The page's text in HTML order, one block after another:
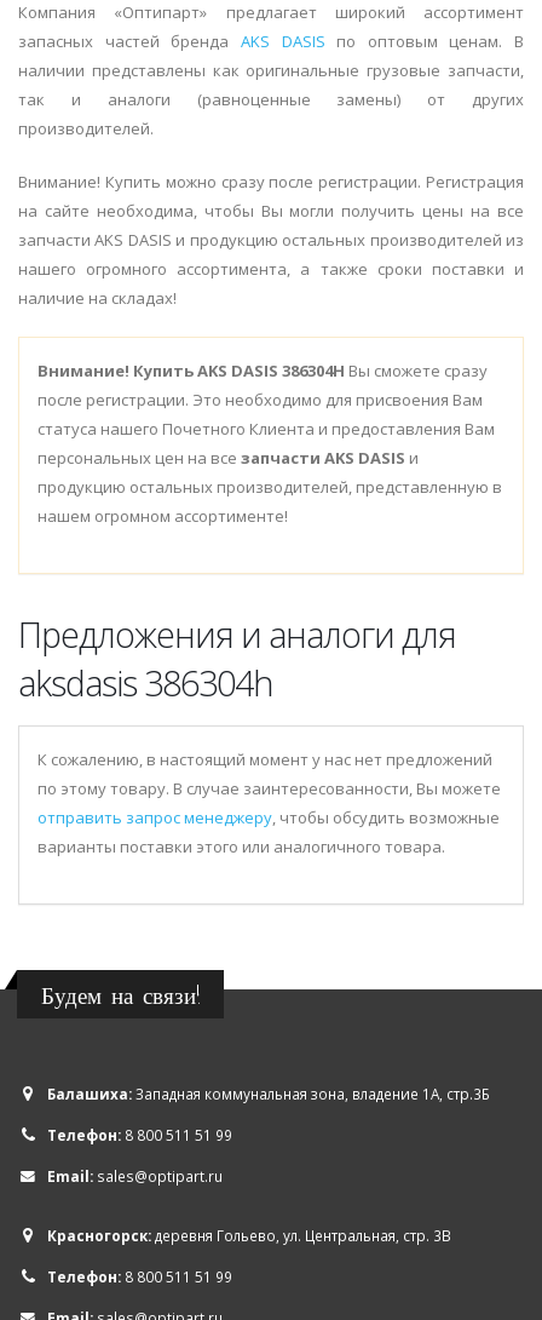
Компания «Оптипарт» предлагает широкий ассортимент
запасных частей бренда AKS DASIS по оптовым ценам. В
наличии представлены как оригинальные грузовые запчасти,
так и аналоги (равноценные замены) от других
производителей.
Внимание! Купить можно сразу после регистрации. Регистрация
на сайте необходима, чтобы Вы могли получить цены на все
запчасти AKS DASIS и продукцию остальных производителей из
нашего огромного ассортимента, а также сроки поставки и
наличие на складах!
Внимание! Купить AKS DASIS 386304H Вы сможете сразу
после регистрации. Это необходимо для присвоения Вам
статуса нашего Почетного Клиента и предоставления Вам
персональных цен на все запчасти AKS DASIS и
продукцию остальных производителей, представленную в
нашем огромном ассортименте!
Предложения и аналоги для
aksdasis 386304h
К сожалению, в настоящий момент у нас нет предложений
по этому товару. В случае заинтересованности, Вы можете
отправить запрос менеджеру, чтобы обсудить возможные
варианты поставки этого или аналогичного товара.
Будем на связи!
Балашиха:Западная коммунальная зона, владение 1А, стр.3Б
Телефон: 8 800 511 51 99
Email: sales@optipart.ru
Красногорск:деревня Гольево, ул. Центральная, стр. 3В
Телефон: 8 800 511 51 99